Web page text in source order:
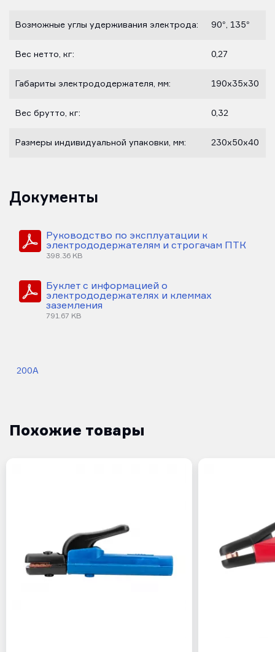
Возможные углы удерживания электрода: 90°, 135°
Вес нетто, кг: 0,27
Габариты электрододержателя, мм: 190х35х30
Вес брутто, кг: 0,32
Размеры индивидуальной упаковки, мм: 230х50х40
Документы
Руководство по эксплуатации к
электрододержателям и строгачам ПТК
398.36 KB
Буклет с информацией о
электрододержателях и клеммах
заземления
791.67 KB
200A
Похожие товары